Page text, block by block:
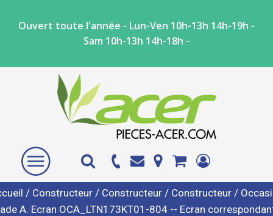
Ouvert toute l'année - Lun-Ven 10h-13h 14h-19h -
Sam 10h-13h 14h-18h -
/ Constructeur/ Constructeur/ Constructeur/
A. Ecran OCA_LTN173KT01-804 -- Ecran